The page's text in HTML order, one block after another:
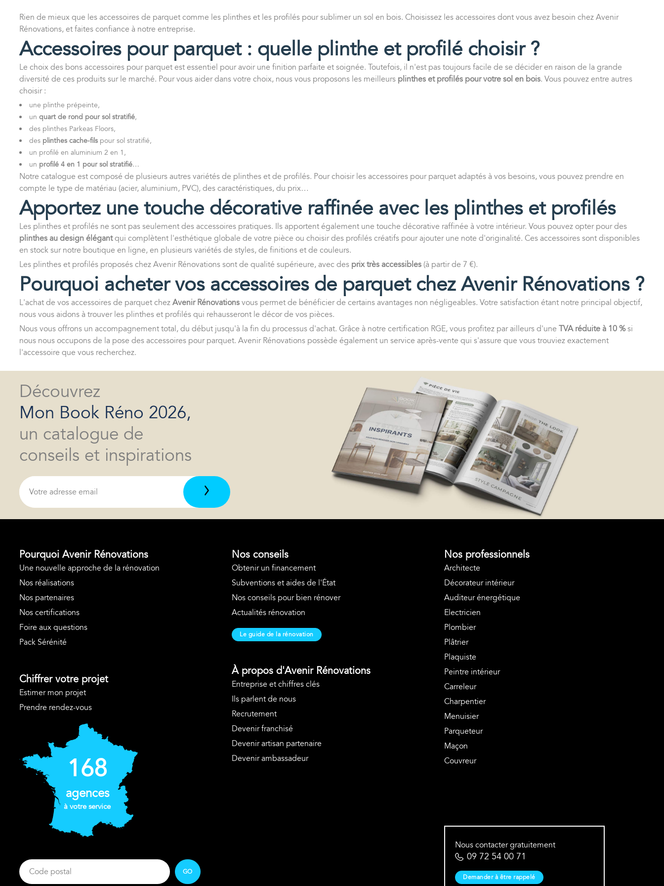
Rien de mieux que les accessoires de parquet comme les plinthes et les profilés pour sublimer un sol en bois. Choisissez les accessoires dont vous avez besoin chez Avenir
Rénovations, et faites confiance à notre entreprise.
Accessoires pour parquet : quelle plinthe et profilé choisir ?
Le choix des bons accessoires pour parquet est essentiel pour avoir une finition parfaite et soignée. Toutefois, il n'est pas toujours facile de se décider en raison de la grande
diversité de ces produits sur le marché. Pour vous aider dans votre choix, nous vous proposons les meilleurs plinthes et profilés pour votre sol en bois. Vous pouvez entre autres
choisir :
une plinthe prépeinte,
un quart de rond pour sol stratifié,
des plinthes Parkeas Floors,
des plinthes cache-fils pour sol stratifié,
un profilé en aluminium 2 en 1,
un profilé 4 en 1 pour sol stratifié…
Notre catalogue est composé de plusieurs autres variétés de plinthes et de profilés. Pour choisir les accessoires pour parquet adaptés à vos besoins, vous pouvez prendre en
compte le type de matériau (acier, aluminium, PVC), des caractéristiques, du prix…
Apportez une touche décorative raffinée avec les plinthes et profilés
Les plinthes et profilés ne sont pas seulement des accessoires pratiques. Ils apportent également une touche décorative raffinée à votre intérieur. Vous pouvez opter pour des
plinthes au design élégantqui complètent l'esthétique globale de votre pièce ou choisir des profilés créatifs pour ajouter une note d'originalité. Ces accessoires sont disponibles
en stock sur notre boutique en ligne, en plusieurs variétés de styles, de finitions et de couleurs.
Les plinthes et profilés proposés chez Avenir Rénovations sont de qualité supérieure, avec des prix très accessibles (à partir de 7 €).
Pourquoi acheter vos accessoires de parquet chez Avenir Rénovations ?
L'achat de vos accessoires de parquet chezAvenir Rénovationsvous permet de bénéficier de certains avantages non négligeables. Votre satisfaction étant notre principal objectif,
nous vous aidons à trouver les plinthes et profilés qui rehausseront le décor de vos pièces.
Nous vous offrons un accompagnement total, du début jusqu'à la fin du processus d'achat. Grâce à notre certification RGE, vous profitez par ailleurs d'une TVA réduite à 10 %si
nous nous occupons de la pose des accessoires pour parquet. Avenir Rénovations possède également un service après-vente qui s'assure que vous trouviez exactement
l'accessoire que vous recherchez.
Découvrez
Mon Book Réno 2026,
un catalogue de
conseils et inspirations
Pourquoi Avenir Rénovations
Une nouvelle approche de la rénovation
Nos réalisations
Nos partenaires
Nos certifications
Foire aux questions
Pack Sérénité
Chiffrer votre projet
Estimer mon projet
Prendre rendez-vous
168
agences
à votre service
GO
Nos conseils
Obtenir un financement
Subventions et aides de l'État
Nos conseils pour bien rénover
Actualités rénovation
Le guide de la rénovation
À propos d'Avenir Rénovations
Entreprise et chiffres clés
Ils parlent de nous
Recrutement
Devenir franchisé
Devenir artisan partenaire
Devenir ambassadeur
Nos professionnels
Architecte
Décorateur intérieur
Auditeur énergétique
Electricien
Plombier
Plâtrier
Plaquiste
Peintre intérieur
Carreleur
Charpentier
Menuisier
Parqueteur
Maçon
Couvreur
Nous contacter gratuitement
09 72 54 00 71
Demander à être rappelé